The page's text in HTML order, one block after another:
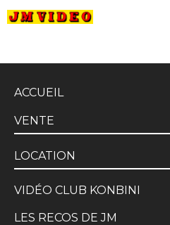
ACCUEIL
VENTE
LOCATION
VIDÉO CLUB KONBINI
LES RECOS DE JM